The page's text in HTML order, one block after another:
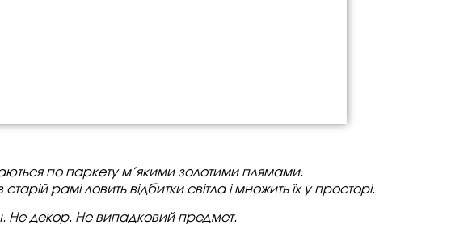
по паркету м’якими золотими плямами.
рамі ловить відбитки світла і множить їх у просторі.
Не декор. Не випадковий предмет.